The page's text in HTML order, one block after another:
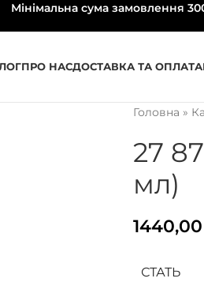
Мінімальна сума замовлення
ПРО НАСДОСТАВКА ТА ОПЛАТА
Головна »
27
мл)
1440,00
СТАТЬ